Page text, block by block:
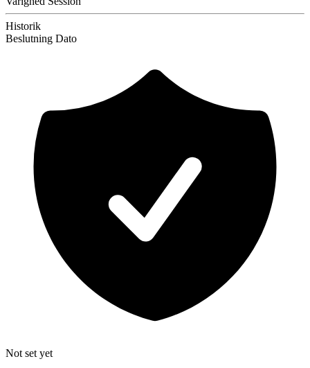
Historik
Beslutning Dato
Not set yet